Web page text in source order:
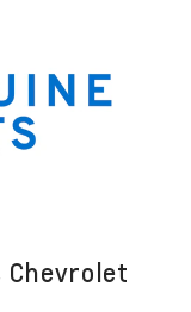
Chevrolet